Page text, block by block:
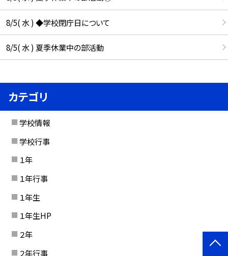
8/5( 水 ) ◆学校閉庁日について
8/5( 水 ) 夏季休業中の部活動
カテゴリ
学校情報
学校行事
１年
１年行事
１年生
１年生HP
２年
２年行事